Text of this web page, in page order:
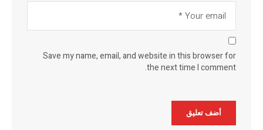
Save my name, email, and website in this browser for
the next time I comment.